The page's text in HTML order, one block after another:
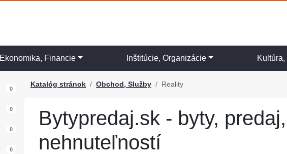
Ekonomika, Financie Inštitúcie, Organizácie
0
0
0
0
Katalóg stránok Obchod, Služby Reality
Bytypredaj.sk - byty,
nehnuteľností